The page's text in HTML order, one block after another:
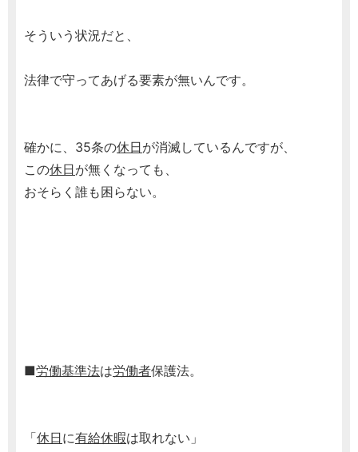
そういう状況だと、
法律で守ってあげる要素が無いんです。
確かに、35条の休日が消滅しているんですが、
この休日が無くなっても、
おそらく誰も困らない。
■労働基準法は労働者保護法。
「休日に有給休暇は取れない」